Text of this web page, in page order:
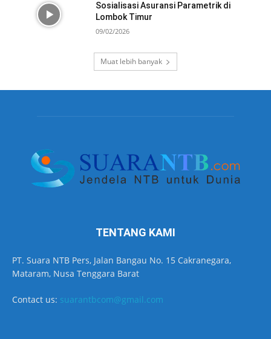
Sosialisasi Asuransi Parametrik di
Lombok Timur
09/02/2026
Muat lebih banyak
TENTANG KAMI
PT. Suara NTB Pers, Jalan Bangau No. 15 Cakranegara,
Mataram, Nusa Tenggara Barat
Contact us: suarantbcom@gmail.com